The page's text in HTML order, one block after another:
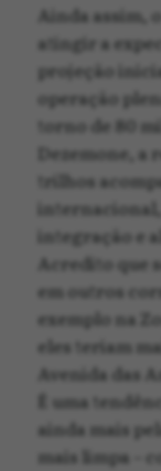
Ainda assim,
atingir a
projeção
operação
torno de 80
Dezemone, a
trilhos
integração e
Acredito que
em outros
exemplo na
eles teriam
Avenida das
É uma
ainda mais
mais limpa –